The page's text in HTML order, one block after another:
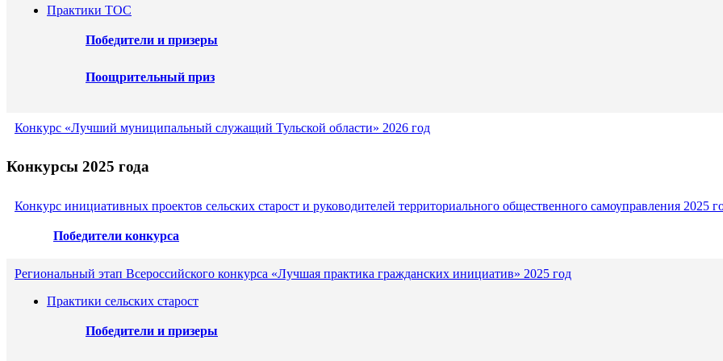
Практики ТОС
Победители и призеры
Поощрительный приз
Конкурс «Лучший муниципальный служащий Тульской области» 2026 год
Конкурсы 2025 года
Конкурс инициативных проектов сельских старост и руководителей территориального общественного самоуправления 2025
Победители конкурса
Региональный этап Всероссийского конкурса «Лучшая практика гражданских инициатив» 2025 год
Практики сельских старост
Победители и призеры